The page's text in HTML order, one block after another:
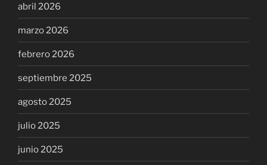
abril 2026
marzo 2026
febrero 2026
septiembre 2025
agosto 2025
julio 2025
junio 2025